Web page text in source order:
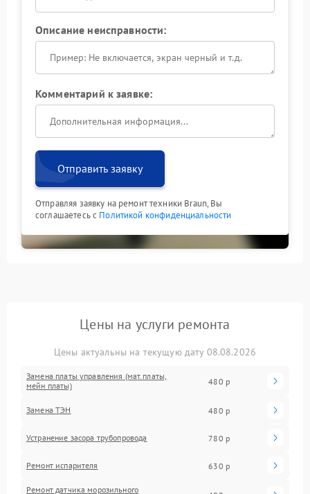
Описание неисправности:
Комментарий к заявке:
Отправить заявку
Отправляя заявку на ремонт техники Braun, Вы
соглашаетесь с Политикой конфиденциальности
Цены на услуги ремонта
Цены актуальны на текущую дату 08.08.2026
Замена платы управления (мат.платы,
мейн платы)
480 р
Замена ТЭН 480 р
Устранение засора трубопровода 780 р
Ремонт испарителя 630 р
Ремонт датчика морозильного